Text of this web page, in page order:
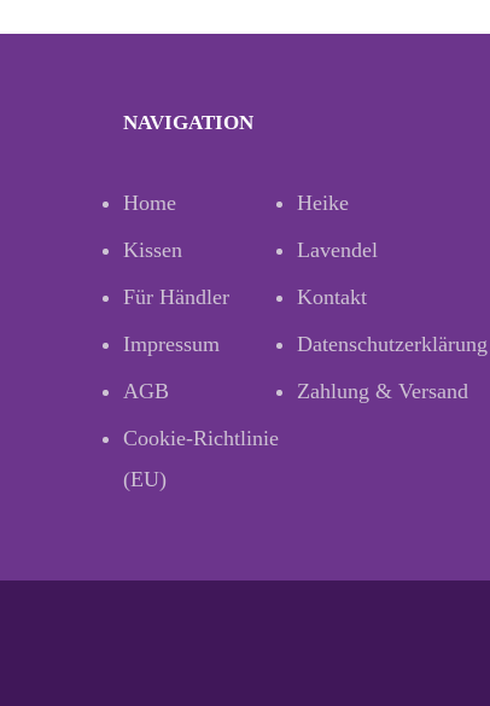
NAVIGATION
Home
Heike
Kissen
Lavendel
Für Händler
Kontakt
Impressum
Datenschutzerklärung
AGB
Zahlung & Versand
Cookie-Richtlinie
(EU)